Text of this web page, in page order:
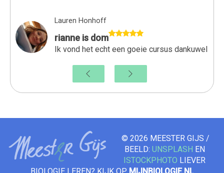
Lauren Honhoff
rianne is dom
Ik vond het echt een goeie cursus dankuwel
© 2026 MEESTER GIJS /
BEELD: UNSPLASH EN
ISTOCKPHOTO LIEVER
BIOLOGIE LEREN? KIJK OP MIJNBIOLOGIE.NL